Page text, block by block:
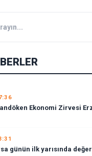
Ekonomi Zirvesi
günün ilk yarısında